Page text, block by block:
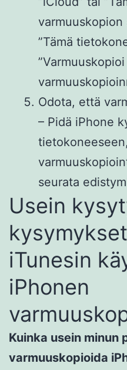
”Tämä
Odota, että
– Pidä iPhone
seurata
Usein
iTunesin
iPhonen
Kuinka usein minun
varmuuskopioida